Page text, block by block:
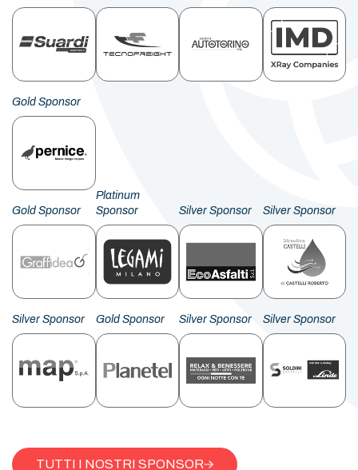
Gold Sponsor
Gold Sponsor
Platinum
Sponsor
Silver Sponsor Silver Sponsor
Silver Sponsor Gold Sponsor Silver Sponsor Silver Sponsor
TUTTI I NOSTRI SPONSOR